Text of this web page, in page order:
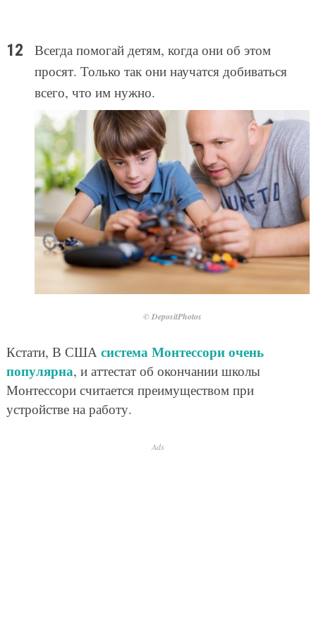
Всегда помогай детям, когда они об этом
просят. Только так они научатся добиваться
всего, что им нужно.
© DepositPhotos
Кстати, В США система Монтессори очень
популярна, и аттестат об окончании школы
Монтессори считается преимуществом при
устройстве на работу.
Ads